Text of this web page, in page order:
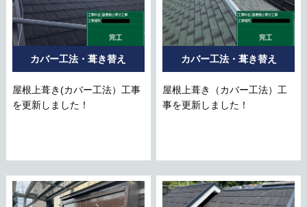
カバー工法・葺き替え
屋根上葺き(カバー工法）工事
を更新しました！
カバー工法・葺き替え
屋根上葺き（カバー工法）工
事を更新しました！